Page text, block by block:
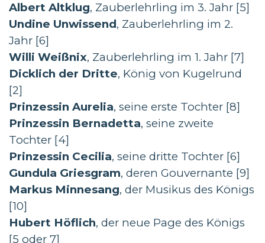
Albert Altklug, Zauberlehrling im 3. Jahr [5]
Undine Unwissend, Zauberlehrling im 2.
Jahr [6]
Willi Weißnix, Zauberlehrling im 1. Jahr [7]
Dicklich der Dritte, König von Kugelrund
[2]
Prinzessin Aurelia, seine erste Tochter [8]
Prinzessin Bernadetta, seine zweite
Tochter [4]
Prinzessin Cecilia, seine dritte Tochter [6]
Gundula Griesgram, deren Gouvernante [9]
Markus Minnesang, der Musikus des Königs
[10]
Hubert Höflich, der neue Page des Königs
[5 oder 7]